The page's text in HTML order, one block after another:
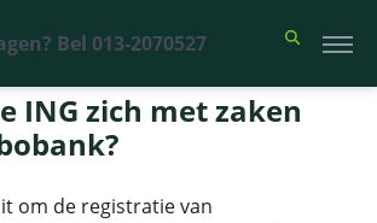
Bel 013-2070527
>Uitspraken>Bemoeit de ING zich met
ING zich met zaken
om de registratie van